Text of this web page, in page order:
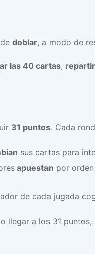
doblar, a modo de
las 40 cartas,
31 puntos. Cada
sus cartas para
apuestan por
de cada jugada
llegar a los 31 puntos,